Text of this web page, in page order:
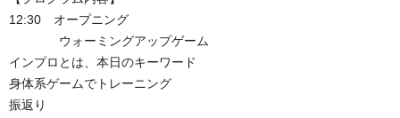
12:30 オープニング
ウォーミングアップゲーム
インプロとは、本日のキーワード
身体系ゲームでトレーニング
振返り